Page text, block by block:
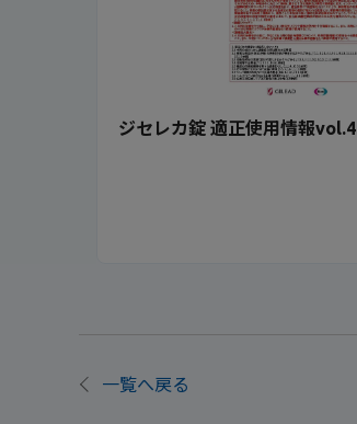
ジセレカ錠 適正使用情報vol.4
一覧へ戻る